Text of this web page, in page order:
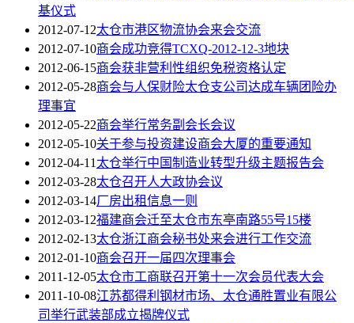
基仪式
2012-07-12太仓市港区物流协会来会交流
2012-07-10商会成功竞得TCXQ-2012-12-3地块
2012-06-15商会获非营利性组织免税资格认定
2012-05-28商会与人保财险太仓支公司达成车辆团险办
理事宜
2012-05-22商会举行常务副会长会议
2012-05-10关于参与投资建设商会大厦的重要通知
2012-04-11太仓举行中国制造业转型升级主题报告会
2012-03-28太仓召开人大政协会议
2012-03-14厂房出租信息一则
2012-03-12福建商会迁至太仓市东亭南路55号15楼
2012-02-13太仓浙江商会秘书处来会进行工作交流
2012-01-10商会召开一届四次理事会
2011-12-05太仓市工商联召开第十一次会员代表大会
2011-10-08江苏都得利钢材市场、太仓通胜置业有限公
司举行武装部成立揭牌仪式